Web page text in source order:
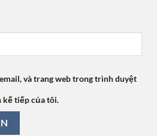
và trang web trong trình duyệt
kế tiếp của tôi.